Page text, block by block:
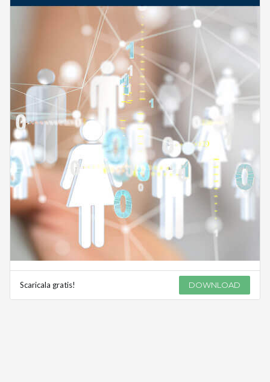
Scaricala gratis! DOWNLOAD